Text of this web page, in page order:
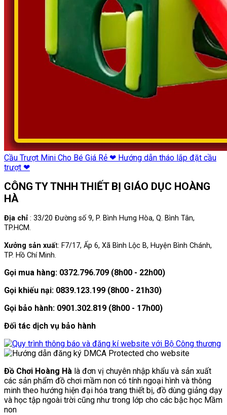
Cầu Trượt Mini Cho Bé Giá Rẻ ❤ Hướng dẫn tháo lắp đặt cầu
trượt ❤
CÔNG TY TNHH THIẾT BỊ GIÁO DỤC HOÀNG
HÀ
Địa chỉ : 33/20 Đường số 9, P. Bình Hưng Hòa, Q. Bình Tân,
TP.HCM.
Xưởng sản xuất: F7/17, Ấp 6, Xã Bình Lộc B, Huyện Bình Chánh,
TP. Hồ Chí Minh.
Gọi mua hàng: 0372.796.709 (8h00 - 22h00)
Gọi khiếu nại: 0839.123.199 (8h00 - 21h30)
Gọi bảo hành: 0901.302.819 (8h00 - 17h00)
Đối tác dịch vụ bảo hành
Đồ Chơi Hoàng Hà là đơn vị chuyên nhập khẩu và sản xuất
các sản phẩm đồ chơi mầm non có tính ngoại hình và thông
minh theo hướng hiện đại hóa trang thiết bị, đồ dùng giảng dạy
và học tập ngoài trời cũng như trong lớp cho các bậc học Mầm
non